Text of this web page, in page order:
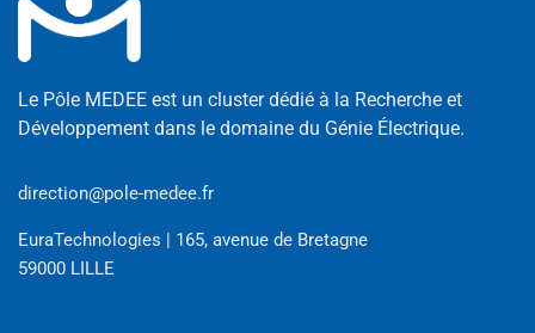
Le Pôle MEDEE est un cluster dédié à la Recherche et
Développement dans le domaine du Génie Électrique.
direction@pole-medee.fr
EuraTechnologies | 165, avenue de Bretagne
59000 LILLE